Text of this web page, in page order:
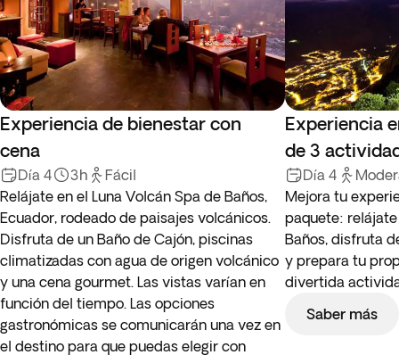
Experiencia de bienestar con
cena
Día 4 3h
Fácil
Relájate en el Luna Volcán Spa de Baños,
Ecuador, rodeado de paisajes volcánicos.
Disfruta de un Baño de Cajón, piscinas
climatizadas con agua de origen volcánico
y una cena gourmet. Las vistas varían en
función del tiempo. Las opciones
gastronómicas se comunicarán una vez en
el destino para que puedas elegir con
Experiencia
de 3
Día 4
Mejora tu
paquete: relájate
Baños, disfruta
y prepara tu
divertida
Saber más